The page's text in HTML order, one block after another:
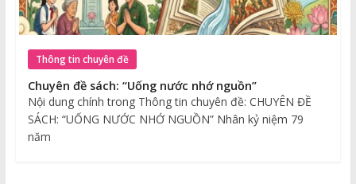
Thông tin chuyên đề
Chuyên đề sách: “Uống nước nhớ nguồn”
Nội dung chính trong Thông tin chuyên đề: CHUYÊN ĐỀ
SÁCH: “UỐNG NƯỚC NHỚ NGUỒN” Nhân kỷ niệm 79
năm